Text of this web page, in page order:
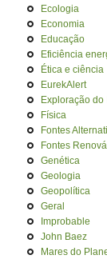
Ecologia
Economia
Educação
Eficiência
Ética e ciência
EurekAlert
Exploração do
Física
Fontes
Fontes
Genética
Geologia
Geopolítica
Geral
Improbable
John Baez
Mares do